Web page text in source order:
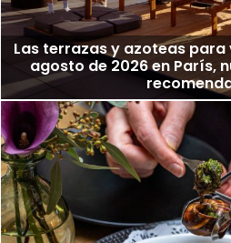
Las terrazas y azoteas para
agosto de 2026 en París,